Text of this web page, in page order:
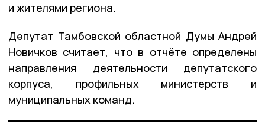
и жителями региона.
Депутат Тамбовской областной Думы Андрей
Новичков считает, что в отчёте определены
направления деятельности депутатского
корпуса, профильных министерств и
муниципальных команд.